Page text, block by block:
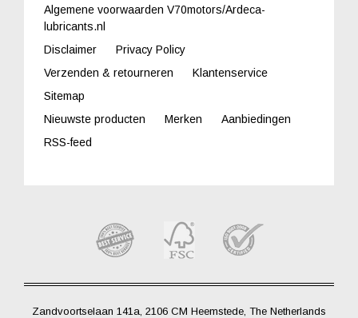
Algemene voorwaarden V70motors/Ardeca-
lubricants.nl
Disclaimer
Privacy Policy
Verzenden & retourneren
Klantenservice
Sitemap
Nieuwste producten
Merken
Aanbiedingen
RSS-feed
Zandvoortselaan 141a, 2106 CM Heemstede, The Netherlands